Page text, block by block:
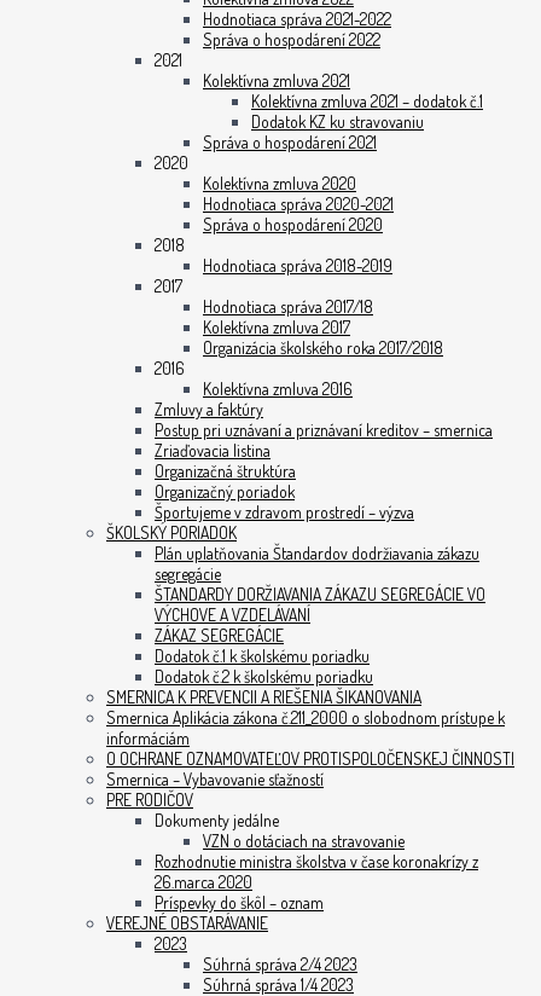
Hodnotiaca správa 2021-2022
Správa o hospodárení 2022
2021
Kolektívna zmluva 2021
Kolektívna zmluva 2021 – dodatok č.1
Dodatok KZ ku stravovaniu
Správa o hospodárení 2021
2020
Kolektívna zmluva 2020
Hodnotiaca správa 2020-2021
Správa o hospodárení 2020
2018
Hodnotiaca správa 2018-2019
2017
Hodnotiaca správa 2017/18
Kolektívna zmluva 2017
Organizácia školského roka 2017/2018
2016
Kolektívna zmluva 2016
Zmluvy a faktúry
Postup pri uznávaní a priznávaní kreditov – smernica
Zriaďovacia listina
Organizačná štruktúra
Organizačný poriadok
Športujeme v zdravom prostredí – výzva
ŠKOLSKÝ PORIADOK
Plán uplatňovania Štandardov dodržiavania zákazu
segregácie
ŠTANDARDY DORŽIAVANIA ZÁKAZU SEGREGÁCIE VO
VÝCHOVE A VZDELÁVANÍ
ZÁKAZ SEGREGÁCIE
Dodatok č.1 k školskému poriadku
Dodatok č.2 k školskému poriadku
SMERNICA K PREVENCII A RIEŠENIA ŠIKANOVANIA
Smernica Aplikácia zákona č.211_2000 o slobodnom prístupe k
informáciám
O OCHRANE OZNAMOVATEĽOV PROTISPOLOČENSKEJ ČINNOSTI
Smernica – Vybavovanie sťažností
PRE RODIČOV
Dokumenty jedálne
VZN o dotáciach na stravovanie
Rozhodnutie ministra školstva v čase koronakrízy z
26.marca 2020
Príspevky do škôl – oznam
VEREJNÉ OBSTARÁVANIE
2023
Súhrná správa 2/4 2023
Súhrná správa 1/4 2023